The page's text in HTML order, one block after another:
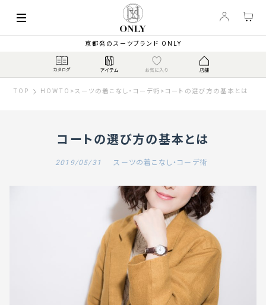
京都発のスーツブランド ONLY
TOP HOWTO >スーツの着こなし・コーデ術 > コートの選び方の基本とは
コートの選び方の基本とは
2019/05/31 スーツの着こなし・コーデ術